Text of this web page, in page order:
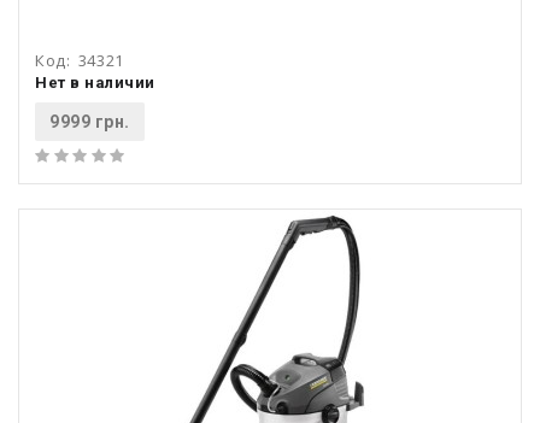
Код: 34321
Нет в наличии
9999 грн.